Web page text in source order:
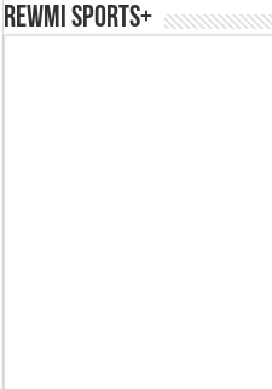
REWMI SPORTS+